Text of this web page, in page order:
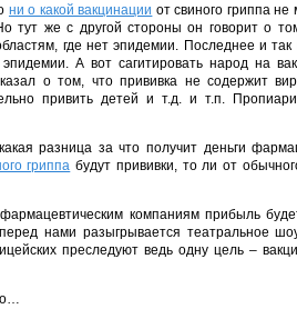
ни о какой вакцинации от свиного гриппа
тут же с другой стороны он говорит о
где нет эпидемии. Последнее и
А вот сагитировать народ на
о том, что прививка не содержит
привить детей и т.д. и т.п.
разница за что получит деньги
гриппа будут прививки, то ли от
компаниям прибыль
нами разыгрывается театральное
преследуют ведь одну цель –